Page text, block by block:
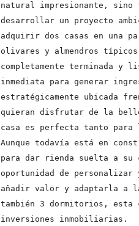
natural impresionante, sino
desarrollar un proyecto
adquirir dos casas en una
olivares y almendros
completamente terminada
inmediata para generar
estratégicamente ubicada
quieran disfrutar de la
casa es perfecta tanto
Aunque todavía está en
para dar rienda suelta a
oportunidad de
añadir valor y adaptarla a
también 3 dormitorios, esta
inversiones inmobiliarias.